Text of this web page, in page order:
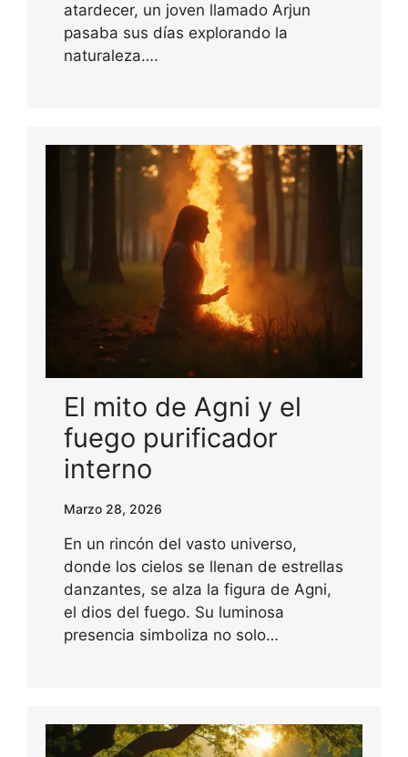
atardecer, un joven llamado Arjun
pasaba sus días explorando la
naturaleza….
El mito de Agni y el
fuego purificador
interno
Marzo 28, 2026
En un rincón del vasto universo,
donde los cielos se llenan de estrellas
danzantes, se alza la figura de Agni,
el dios del fuego. Su luminosa
presencia simboliza no solo…